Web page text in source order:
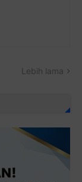
Lebih lama